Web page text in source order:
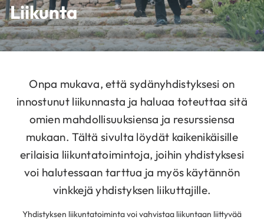
Liikunta
Onpa mukava, että sydänyhdistyksesi on
innostunut liikunnasta ja haluaa toteuttaa sitä
omien mahdollisuuksiensa ja resurssiensa
mukaan. Tältä sivulta löydät kaikenikäisille
erilaisia liikuntatoimintoja, joihin yhdistyksesi
voi halutessaan tarttua ja myös käytännön
vinkkejä yhdistyksen liikuttajille.
Yhdistyksen liikuntatoiminta voi vahvistaa liikuntaan liittyvää